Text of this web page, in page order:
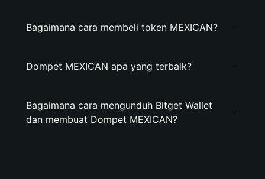
Bagaimana cara membeli token MEXICAN?
Dompet MEXICAN apa yang terbaik?
Bagaimana cara mengunduh Bitget Wallet
dan membuat Dompet MEXICAN?